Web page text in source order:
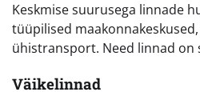
Keskmise suurusega linnade
tüüpilised
ühistransport. Need linnad on
Väikelinnad